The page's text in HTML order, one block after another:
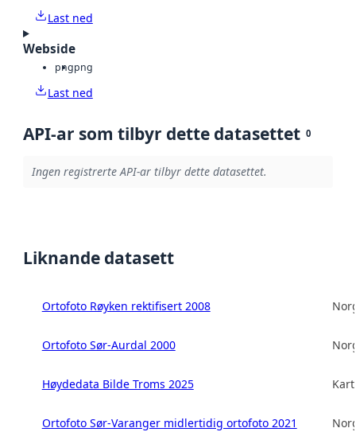
Last ned
Webside
pngpng
Last ned
API-ar som tilbyr dette datasettet 0
Ingen registrerte API-ar tilbyr dette datasettet.
Liknande datasett
Ortofoto Røyken rektifisert 2008
Ortofoto Sør-Aurdal 2000
Høydedata Bilde Troms 2025
Ortofoto Sør-Varanger midlertidig ortofoto 2021